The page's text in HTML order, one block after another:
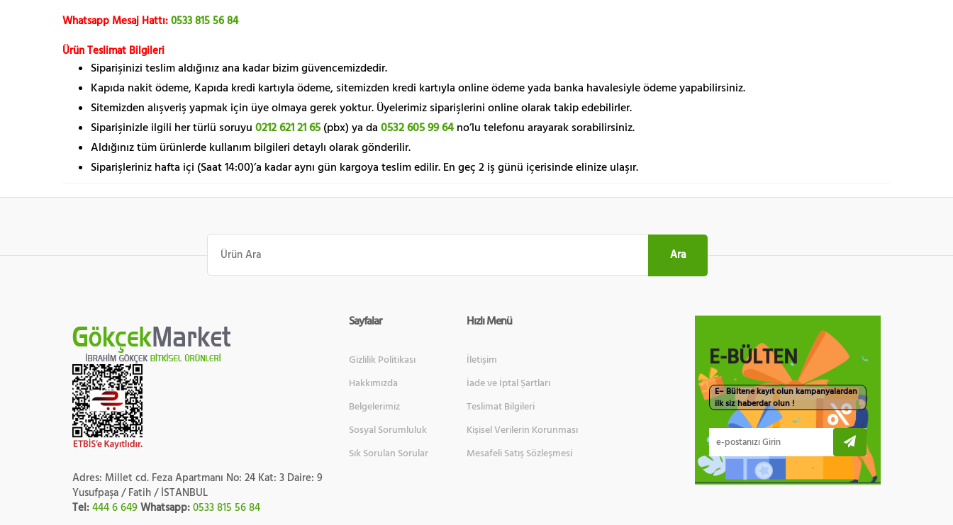
Whatsapp Mesaj Hattı:0533 815 56 84
Ürün Teslimat Bilgileri
Siparişinizi teslim aldığınız ana kadar bizim güvencemizdedir.
Kapıda nakit ödeme, Kapıda kredi kartıyla ödeme, sitemizden kredi kartıyla online ödeme yada banka havalesiyle ödeme yapabilirsiniz.
Sitemizden alışveriş yapmak için üye olmaya gerek yoktur. Üyelerimiz siparişlerini online olarak takip edebilirler.
Siparişinizle ilgili her türlü soruyu 0212 621 21 65 (pbx) ya da 0532 605 99 64 no’lu telefonu arayarak sorabilirsiniz.
Aldığınız tüm ürünlerde kullanım bilgileri detaylı olarak gönderilir.
Siparişleriniz hafta içi (Saat 14:00)’a kadar aynı gün kargoya teslim edilir. En geç 2 iş günü içerisinde elinize ulaşır.
Ara:
Ara
Adres: Millet cd. Feza Apartmanı No: 24 Kat: 3 Daire: 9
Yusufpaşa / Fatih / İSTANBUL
Tel:444 6 649 Whatsapp:0533 815 56 84
Sayfalar
Gizlilik Politikası
Hakkımızda
Belgelerimiz
Sosyal Sorumluluk
Sık Sorulan Sorular
Hızlı Menü
İletişim
İade ve İptal Şartları
Teslimat Bilgileri
Kişisel Verilerin Korunması
Mesafeli Satış Sözleşmesi
E-BÜLTEN
E– Bültene kayıt olun kampanyalardan
ilk siz haberdar olun !